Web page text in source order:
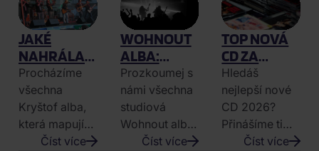
JAKÉ
NAHRÁLA
KAPELA
KRYŠTOF
ALBA A CO
URČITĚ
ZNÁTE
Procházíme
všechna
Kryštof alba,
která mapují
cestu kapely
Číst více
WOHNOUT
ALBA:
PUNK-
ROCKOVÁ
JÍZDA
JEDNÉ
KAPELY
Prozkoumej s
námi všechna
studiová
Wohnout alba,
od debutu
Číst více
TOP NOVÁ
CD ZA
ČERVENEC
2026: CO
Hledáš
nejlepší nové
CD 2026?
Přinášíme ti
výběrČíst více